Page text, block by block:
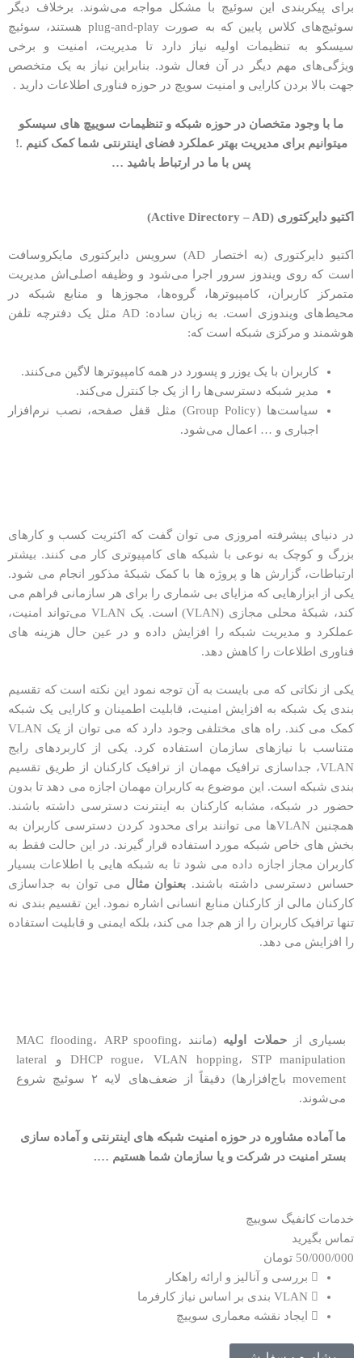
برای پیکربندی این سوئیچ با مشکل مواجه می‌شوند. برخلاف دیگر
سوئیچ‌های کلاس پایین که به صورت plug-and-play هستند، سوئیچ
سیسکو به تنظیمات اولیه نیاز دارد تا مدیریت، امنیت و برخی
ویژگی‌های مهم دیگر در آن فعال شود. بنابراین نیاز به یک متخصص
جهت بالا بردن کارایی و امنیت سویچ در حوزه فناوری اطلاعات دارید .
ما با وجود متخصان در حوزه شبکه و تنظیمات سوییچ های سیسکو
میتوانیم برای مدیریت بهتر عملکرد فضای اینترنتی شما کمک کنیم .!
پس با ما در ارتباط باشید …
اکتیو دایرکتوری (Active Directory – AD)
اکتیو دایرکتوری (به اختصار AD) سرویس دایرکتوری مایکروسافت
است که روی ویندوز سرور اجرا می‌شود و وظیفه اصلی‌اش مدیریت
متمرکز کاربران، کامپیوترها، گروه‌ها، مجوزها و منابع شبکه در
محیط‌های ویندوزی است. به زبان ساده: AD مثل یک دفترچه تلفن
هوشمند و مرکزی شبکه است که:
کاربران با یک یوزر و پسورد در همه کامپیوترها لاگین می‌کنند.
مدیر شبکه دسترسی‌ها را از یک جا کنترل می‌کند.
سیاست‌ها (Group Policy) مثل قفل صفحه، نصب نرم‌افزار
اجباری و … اعمال می‌شود.
در دنیای پیشرفته امروزی می توان گفت که اکثریت کسب و کارهای
بزرگ و کوچک به نوعی با شبکه های کامپیوتری کار می کنند. بیشتر
ارتباطات، گزارش ها و پروژه ها با کمک شبکۀ مذکور انجام می شود.
یکی از ابزارهایی که مزایای بی شماری را برای هر سازمانی فراهم می
کند، شبکۀ محلی مجازی (VLAN) است. یک VLAN می‌تواند امنیت،
عملکرد و مدیریت شبکه را افزایش داده و در عین حال هزینه‌ های
فناوری اطلاعات را کاهش دهد.
یکی از نکاتی که می بایست به آن توجه نمود این نکته است که تقسیم
بندی یک شبکه به افزایش امنیت، قابلیت اطمینان و کارایی یک شبکه
کمک می کند. راه های مختلفی وجود دارد که می توان از یک VLAN
متناسب با نیازهای سازمان استفاده کرد. یکی از کاربردهای رایج
VLAN، جداسازی ترافیک مهمان از ترافیک کارکنان از طریق تقسیم
بندی شبکه است. این موضوع به کاربران مهمان اجازه می دهد تا بدون
حضور در شبکه، مشابه کارکنان به اینترنت دسترسی داشته باشند.
همچنین VLANها می توانند برای محدود کردن دسترسی کاربران به
بخش های خاص شبکه مورد استفاده قرار گیرند. در این حالت فقط به
کاربران مجاز اجازه داده می شود تا به شبکه هایی با اطلاعات بسیار
حساس دسترسی داشته باشند. بعنوان مثال می توان به جداسازی
کارکنان مالی از کارکنان منابع انسانی اشاره نمود. این تقسیم بندی نه
تنها ترافیک کاربران را از هم جدا می کند، بلکه ایمنی و قابلیت استفاده
را افزایش می دهد.
بسیاری ازحملات اولیه
(مانند MAC flooding، ARP spoofing،
DHCP rogue، VLAN hopping، STP manipulation و lateral
movement باج‌افزارها) دقیقاً از ضعف‌های لایه ۲ سوئیچ شروع
می‌شوند.
ما آماده مشاوره در حوزه امنیت شبکه های اینترنتی و آماده سازی
بستر امنیت در شرکت و یا سازمان شما هستیم ….
خدمات کانفیگ سوییچ
تماس بگیرید
50/000/000 تومان
بررسی و آنالیز و ارائه راهکار
VLAN بندی بر اساس نیاز کارفرما
ایجاد نقشه معماری سوییچ